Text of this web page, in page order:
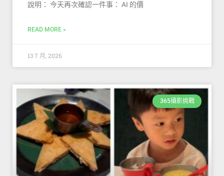
說明： 今天再次確認一件事： AI 的價
READ MORE »
13 7 月, 2026
365攝影挑戰